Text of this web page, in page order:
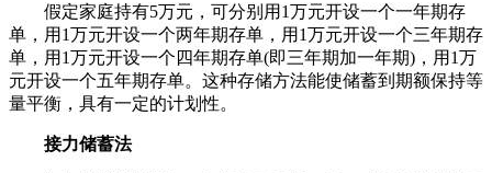
假定家庭持有5万元，可分别用1万元开设一个一年期存
单，用1万元开设一个两年期存单，用1万元开设一个三年期存
单，用1万元开设一个四年期存单(即三年期加一年期)，用1万
元开设一个五年期存单。这种存储方法能使储蓄到期额保持等
量平衡，具有一定的计划性。
接力储蓄法